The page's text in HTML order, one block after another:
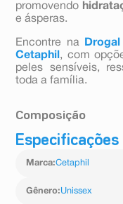
promovendo
e ásperas.
Encontre na Drogal
Cetaphil , com
peles sensíveis,
toda a família.
Composição
Água, ureia,
álcool cetearílico,
polissorbato 60,
Especificações
Marca:Cetaphil
Gênero:Unissex